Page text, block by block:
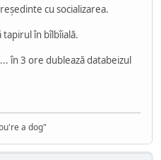
cu socializarea.
în bîlbîială.
în 3 ore dublează databeizul
a dog"